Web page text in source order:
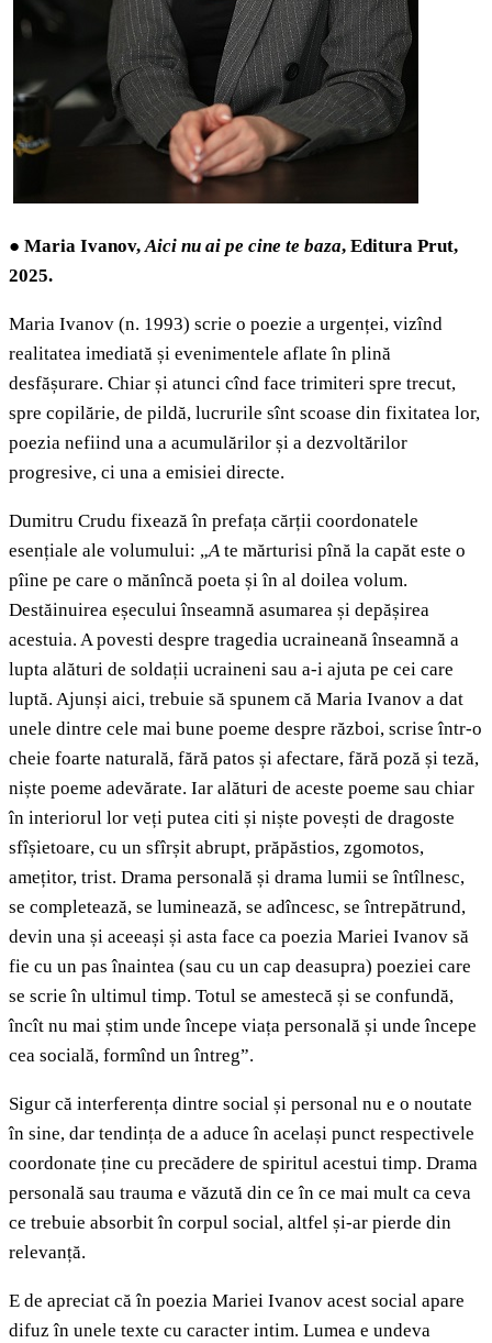
● Maria Ivanov,Aici nu ai pe cine te baza, Editura Prut,
2025.
Maria Ivanov (n. 1993) scrie o poezie a urgenței, vizînd
realitatea imediată și evenimentele aflate în plină
desfășurare. Chiar și atunci cînd face trimiteri spre trecut,
spre copilărie, de pildă, lucrurile sînt scoase din fixitatea lor,
poezia nefiind una a acumulărilor și a dezvoltărilor
progresive, ci una a emisiei directe.
Dumitru Crudu fixează în prefața cărții coordonatele
esențiale ale volumului: „Ate mărturisi pînă la capăt este o
pîine pe care o mănîncă poeta și în al doilea volum.
Destăinuirea eșecului înseamnă asumarea și depășirea
acestuia. A povesti despre tragedia ucraineană înseamnă a
lupta alături de soldații ucraineni sau a-i ajuta pe cei care
luptă. Ajunși aici, trebuie să spunem că Maria Ivanov a dat
unele dintre cele mai bune poeme despre război, scrise într-o
cheie foarte naturală, fără patos și afectare, fără poză și teză,
niște poeme adevărate. Iar alături de aceste poeme sau chiar
în interiorul lor veți putea citi și niște povești de dragoste
sfîșietoare, cu un sfîrșit abrupt, prăpăstios, zgomotos,
amețitor, trist. Drama personală și drama lumii se întîlnesc,
se completează, se luminează, se adîncesc, se întrepătrund,
devin una și aceeași și asta face ca poezia Mariei Ivanov să
fie cu un pas înaintea (sau cu un cap deasupra) poeziei care
se scrie în ultimul timp. Totul se amestecă și se confundă,
încît nu mai știm unde începe viața personală și unde începe
cea socială, formînd un întreg”.
Sigur că interferența dintre social și personal nu e o noutate
în sine, dar tendința de a aduce în același punct respectivele
coordonate ține cu precădere de spiritul acestui timp. Drama
personală sau trauma e văzută din ce în ce mai mult ca ceva
ce trebuie absorbit în corpul social, altfel și-ar pierde din
relevanță.
E de apreciat că în poezia Mariei Ivanov acest social apare
difuz în unele texte cu caracter intim. Lumea e undeva